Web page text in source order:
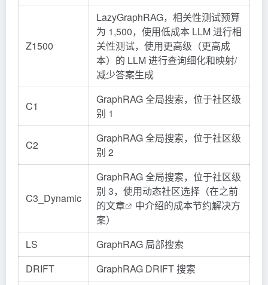
Z1500
LazyGraphRAG，相关性测试预算
为 1,500，使用低成本 LLM 进行相
关性测试，使用更高级（更高成
本）的 LLM 进行查询细化和映射/
减少答案生成
C1
GraphRAG 全局搜索，位于社区级
别 1
C2
GraphRAG 全局搜索，位于社区级
别 2
C3_Dynamic
GraphRAG 全局搜索，位于社区级
别 3，使用动态社区选择（在之前
的文章
中介绍的成本节约解决方
案）
LS
GraphRAG 局部搜索
DRIFT
GraphRAG DRIFT 搜索